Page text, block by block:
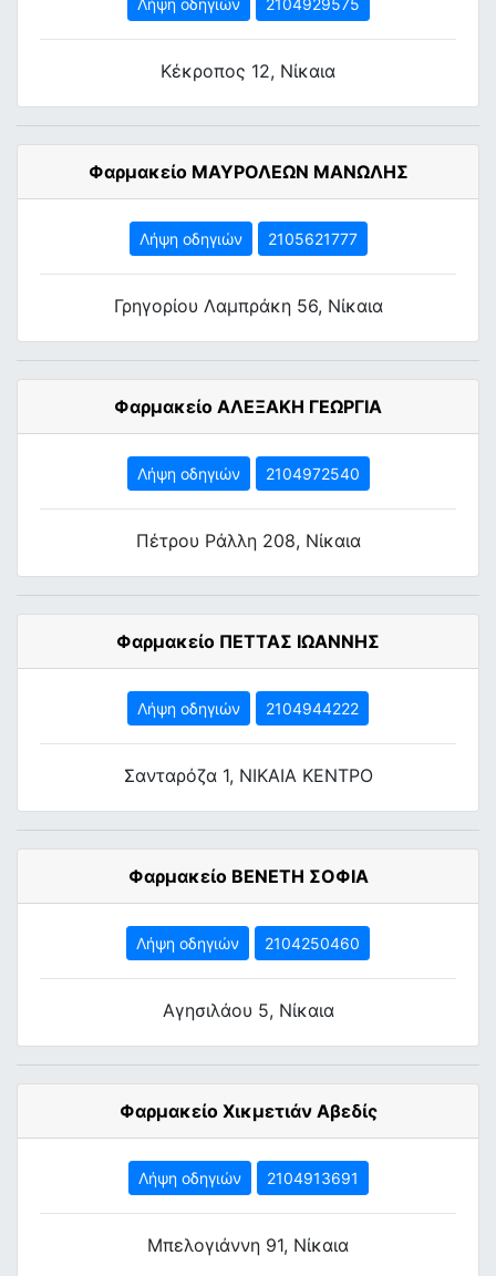
Λήψη οδηγιών 2104929575
Κέκροπος 12, Νίκαια
Φαρμακείο ΜΑΥΡΟΛΕΩΝ ΜΑΝΩΛΗΣ
Λήψη οδηγιών 2105621777
Γρηγορίου Λαμπράκη 56, Νίκαια
Φαρμακείο ΑΛΕΞΑΚΗ ΓΕΩΡΓΙΑ
Λήψη οδηγιών 2104972540
Πέτρου Ράλλη 208, Νίκαια
Φαρμακείο ΠΕΤΤΑΣ ΙΩΑΝΝΗΣ
Λήψη οδηγιών 2104944222
Σανταρόζα 1, ΝΙΚΑΙΑ ΚΕΝΤΡΟ
Φαρμακείο ΒΕΝΕΤΗ ΣΟΦΙΑ
Λήψη οδηγιών 2104250460
Αγησιλάου 5, Νίκαια
Φαρμακείο Χικμετιάν Αβεδίς
Λήψη οδηγιών 2104913691
Μπελογιάννη 91, Νίκαια